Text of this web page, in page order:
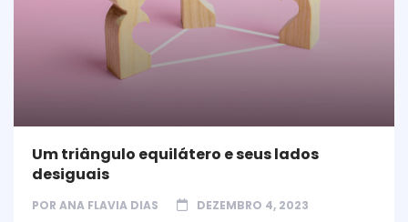
Um triângulo equilátero e seus lados
desiguais
POR ANA FLAVIA DIAS DEZEMBRO 4, 2023